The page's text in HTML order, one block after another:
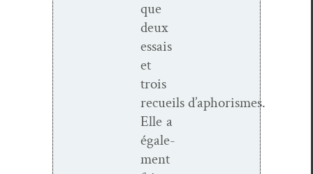
que
deux
essais
et
trois
recueils d’aphorismes.
Elle a
égale­
ment